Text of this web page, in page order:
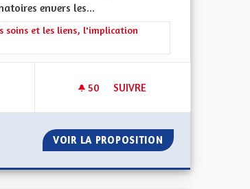
envers les...
de la catégorie : Les solidarités, les soins et les liens,
soins et les liens, l'implication
50 50 ABONNÉS
SUIVRE
VOIR LA PROPOSITION PROTECTION